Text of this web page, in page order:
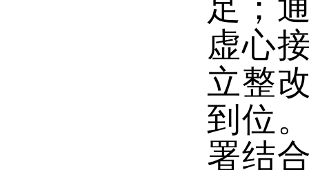
足；
虚心
立整
到位
署结